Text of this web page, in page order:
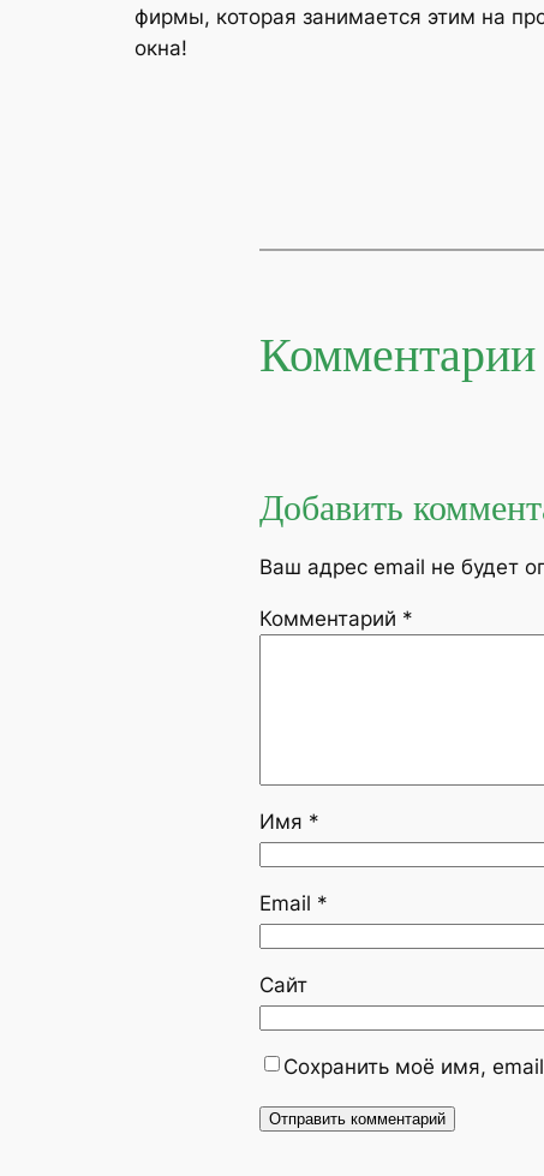
фирмы, которая занимается этим на
окна!
Комментарии
Добавить
Ваш адрес email не будет
Комментарий *
Имя *
Email *
Сайт
Сохранить моё имя,